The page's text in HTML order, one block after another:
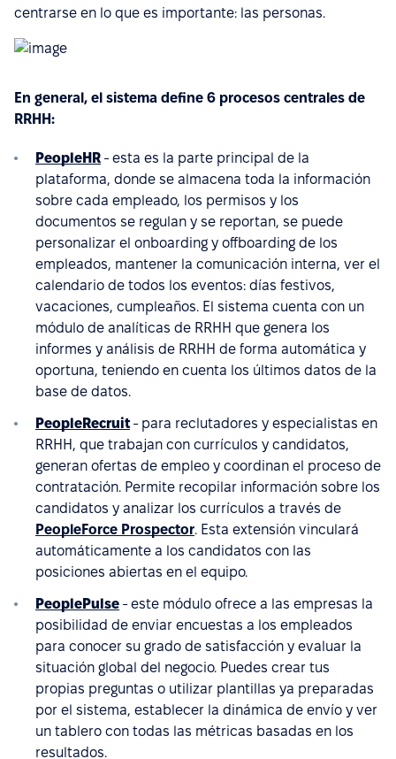
centrarse en lo que es importante: las personas.
En general, el sistema define 6 procesos centrales de
RRHH:
PeopleHR - esta es la parte principal de la
plataforma, donde se almacena toda la información
sobre cada empleado, los permisos y los
documentos se regulan y se reportan, se puede
personalizar el onboarding y offboarding de los
empleados, mantener la comunicación interna, ver el
calendario de todos los eventos: días festivos,
vacaciones, cumpleaños. El sistema cuenta con un
módulo de analíticas de RRHH que genera los
informes y análisis de RRHH de forma automática y
oportuna, teniendo en cuenta los últimos datos de la
base de datos.
PeopleRecruit- para reclutadores y especialistas en
RRHH, que trabajan con currículos y candidatos,
generan ofertas de empleo y coordinan el proceso de
contratación. Permite recopilar información sobre los
candidatos y analizar los currículos a través de
PeopleForce Prospector. Esta extensión vinculará
automáticamente a los candidatos con las
posiciones abiertas en el equipo.
PeoplePulse - este módulo ofrece a las empresas la
posibilidad de enviar encuestas a los empleados
para conocer su grado de satisfacción y evaluar la
situación global del negocio. Puedes crear tus
propias preguntas o utilizar plantillas ya preparadas
por el sistema, establecer la dinámica de envío y ver
un tablero con todas las métricas basadas en los
resultados.